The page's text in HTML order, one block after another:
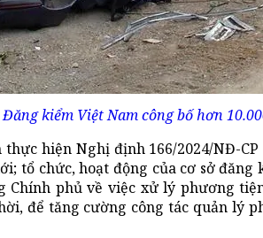
Đăng kiểm Việt Nam công bố hơn
thực hiện Nghị định 166/2024/NĐ-
tổ chức, hoạt động của cơ sở
Chính phủ về việc xử lý phương
để tăng cường công tác quản lý